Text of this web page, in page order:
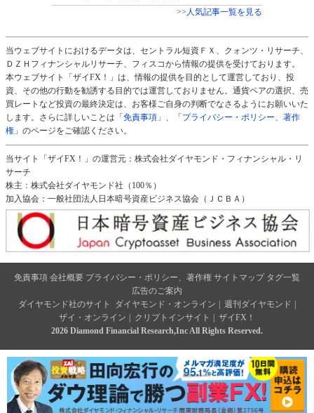
>>人気記事一覧を見る
当ウェブサイトにおけるデータは、セントラル短資ＦＸ、クォンツ・リサーチ、
ＤＺＨフィナンシャルリサーチ、フィスコから情報の提供を受けております。
本ウェブサイト「ザイFX！」は、情報の提供を目的として運営しており、投
資、その他の行動を勧誘する目的では運営しておりません。通貨ペアの選択、売
買レートなど投資の最終決定は、お客様ご自身の判断でなさるようにお願いいた
します。さらに詳しいことは 「免責事項」
「プライバシー・ポリシー、著作
権」 のページをご確認ください。
当サイト「ザイFX！」の運営元：株式会社ダイヤモンド・フィナンシャル・リ
サーチ
株主：株式会社ダイヤモンド社（100％）
加入協会：一般社団法人日本暗号資産ビジネス協会（ＪＣＢＡ）
免責事項 会社概要 プライバシー・ポリシー、著作権 サイトマップ タグ一覧
広告のご案内
ダイヤモンド社のサイト
ダイヤモンド・オンライン 週刊ダイヤモンド
ザイ・オンライン
クリプトインサイト
ザイFX！
2026 Diamond Financial Research,Inc All Rights Reserved.